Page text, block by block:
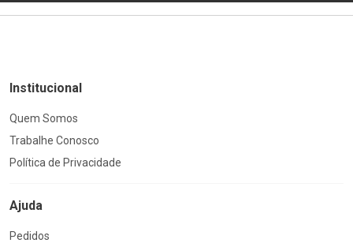
Institucional
Quem Somos
Trabalhe Conosco
Política de Privacidade
Ajuda
Pedidos